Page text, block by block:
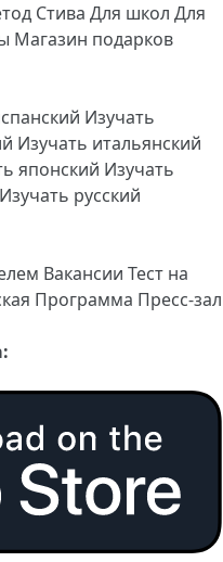
Стива Для школ Для
Магазин подарков
Изучать
Изучать итальянский
японский Изучать
Изучать русский
Вакансии Тест на
Программа Пресс-зал